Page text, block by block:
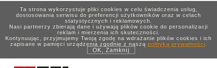
Ta strona wykorzystuje pliki cookies w celu świadczenia usług,
dostosowania serwisu do preferencji użytkowników oraz w celach
statystycznych i reklamowych.
Nasi partnerzy zbierają dane i używają plików cookie do personalizacji
reklam i mierzenia ich skuteczności.
Kontynuując, przyjmujemy Twoją zgodę na wdrażanie plików cookies i ich
zapisane w pamięci urządzenia zgodnie z naszą polityką prywatności.
OK, Zamknij